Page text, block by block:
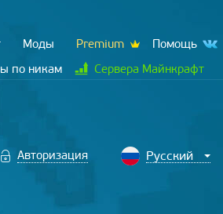
Моды Premium
Помощь
по никам Сервера Майнкрафт
Авторизация